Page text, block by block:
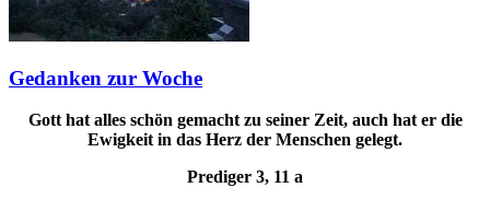
Gedanken zur Woche
Gott hat alles schön gemacht zu seiner Zeit, auch hat er die
Ewigkeit in das Herz der Menschen gelegt.
Prediger 3, 11 a